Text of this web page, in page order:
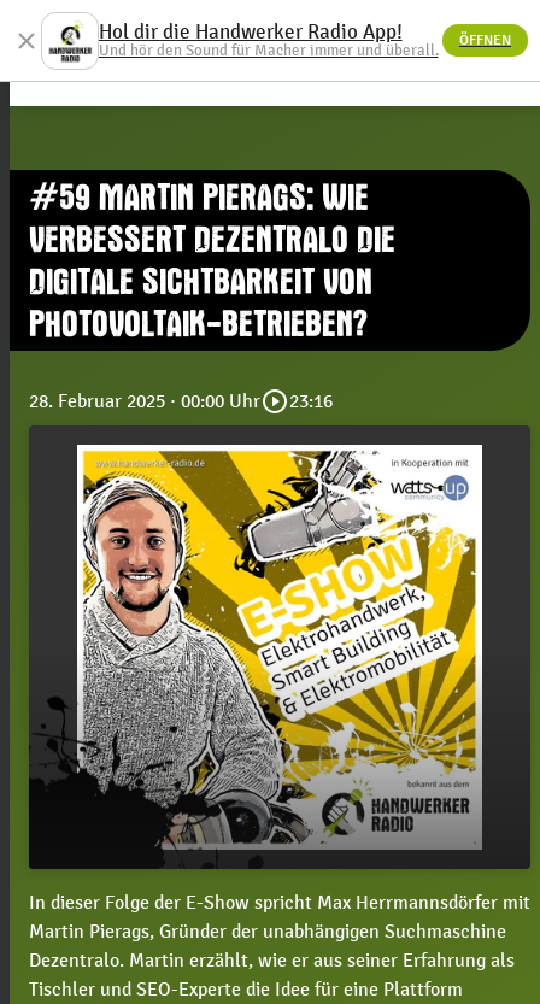
menu
#59 MARTIN PIERAGS: WIE
VERBESSERT DEZENTRALO DIE
DIGITALE SICHTBARKEIT VON
PHOTOVOLTAIK-BETRIEBEN?
28. Februar 2025 · 00:00 Uhrplay_circle_outline23:16
play_arrow
#59 Martin Pierags: wie verbessert Dezentralo
die digitale Sichtbarkeit von Photovoltaik-
Betrieben?
00:00
In dieser Folge der E-Show spricht Max Herrmannsdörfer mit
Martin Pierags, Gründer der unabhängigen Suchmaschine
Dezentralo. Martin erzählt, wie er aus seiner Erfahrung als
Tischler und SEO-Experte die Idee für eine Plattform
close Hol dir die Handwerker Radio App!
Und hör den Sound für Macher immer und überall.
ÖFFNEN